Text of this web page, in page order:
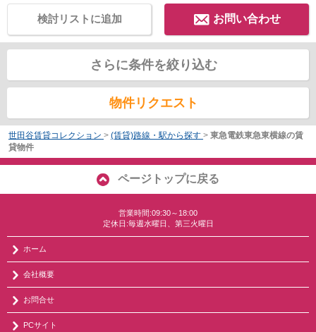
お問い合わせ
検討リストに追加
さらに条件を絞り込む
物件リクエスト
世田谷賃貸コレクション > (賃貸)路線・駅から探す > 東急電鉄東急東横線の賃
貸物件
ページトップに戻る
営業時間:09:30～18:00
定休日:毎週水曜日、第三火曜日
ホーム
会社概要
お問合せ
PCサイト